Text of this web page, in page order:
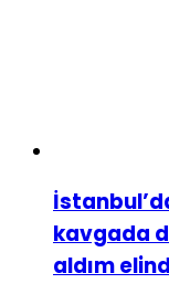
kavgada
aldım